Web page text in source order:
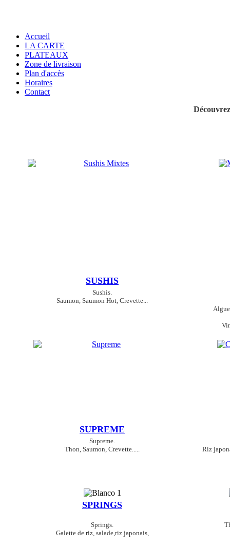
Accueil
LA CARTE
PLATEAUX
Zone de livraison
Plan d'accès
Horaires
Contact
SUSHIS
Sushis.
Saumon, Saumon Hot, Crevette...
SUPREME
Supreme.
Thon, Saumon, Crevette.....
Riz
SPRINGS
Springs.
Galette de riz, salade,riz japonais,